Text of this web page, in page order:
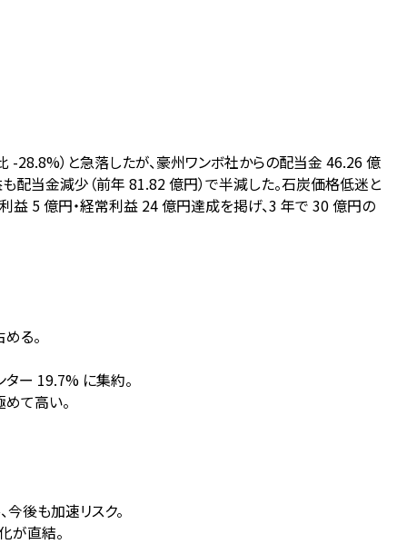
）と急落したが、豪州ワンボ社からの配当金 46.26 億
当金減少（前年 81.82 億円）で半減した。石炭価格低迷と
5 億円・経常利益 24 億円達成を掲げ、3 年で 30 億円の
る。
ー 19.7% に集約。
て高い。
後も加速リスク。
が直結。